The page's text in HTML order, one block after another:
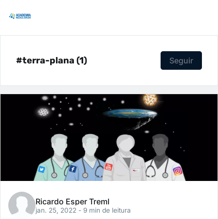
#terra-plana (1) Seguir
Ricardo Esper Treml
jan. 25, 2022 - 9 min de leitura